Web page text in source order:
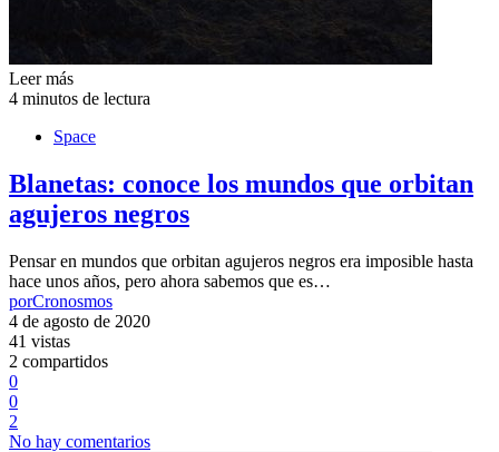
Leer más
4 minutos de lectura
Space
Blanetas: conoce los mundos que orbitan
agujeros negros
Pensar en mundos que orbitan agujeros negros era imposible hasta
hace unos años, pero ahora sabemos que es…
porCronosmos
4 de agosto de 2020
41 vistas
2 compartidos
0
0
2
No hay comentarios